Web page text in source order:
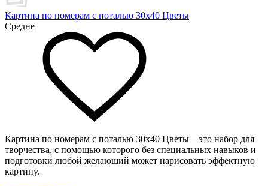
Картина по номерам с поталью 30х40 Цветы
Средне
Картина по номерам с поталью 30х40 Цветы – это набор для
творчества, с помощью которого без специальных навыков и
подготовки любой желающий может нарисовать эффектную
картину.